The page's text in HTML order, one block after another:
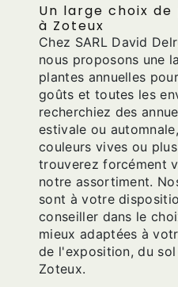
Un large choix
à Zoteux
Chez SARL David
nous proposons une
plantes annuelles
goûts et toutes les
recherchiez des
estivale ou
couleurs vives ou
trouverez forcément
notre assortiment.
sont à votre
conseiller dans le
mieux adaptées à
de l'exposition, du
Zoteux.